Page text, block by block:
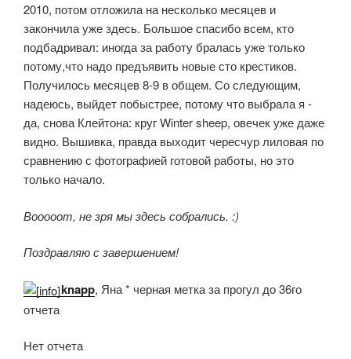
2010, потом отложила на несколько месяцев и
закончила уже здесь. Большое спасибо всем, кто
подбадривал: иногда за работу бралась уже только
потому,что надо предъявить новые сто крестиков.
Получилось месяцев 8-9 в общем. Со следующим,
надеюсь, выйдет побыстрее, потому что выбрала я -
да, снова Клейтона: круг Winter sheep, овечек уже даже
видно. Вышивка, правда выходит чересчур лиловая по
сравнению с фотографией готовой работы, но это
только начало.
Вооооот, не зря мы здесь собрались. :)
Поздравляю с завершением!
knapp, Яна * черная метка за прогул до 36го
отчета
Нет отчета